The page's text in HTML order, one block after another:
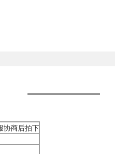
协商后拍下